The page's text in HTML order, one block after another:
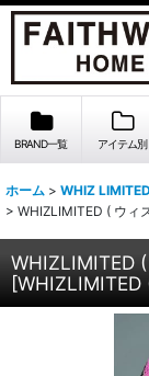
BRAND一覧 アイテム別
ホーム > WHIZ
> WHIZLIMITED ( ウィ
WHIZLIMITED
[